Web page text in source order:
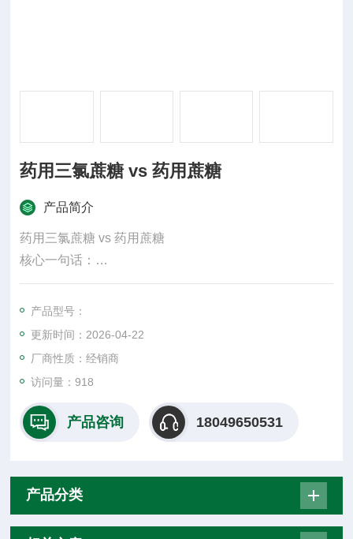
药用三氯蔗糖 vs 药用蔗糖
产品简介
药用三氯蔗糖 vs 药用蔗糖
核心一句话：
三氯蔗糖＝高倍无糖甜味剂（几乎不加体积）；蔗糖＝
填充 + 矫味 + 成型的基础辅料（占比大、含糖）
产品型号：
更新时间：2026-04-22
厂商性质：经销商
访问量：918
产品咨询 18049650531
产品分类